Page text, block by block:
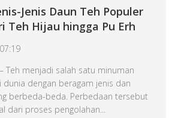
Jenis Daun Teh Populer
Teh Hijau hingga Pu Erh
menjadi salah satu minuman
dengan beragam jenis dan
berbeda-beda. Perbedaan tersebut
dari proses pengolahan...